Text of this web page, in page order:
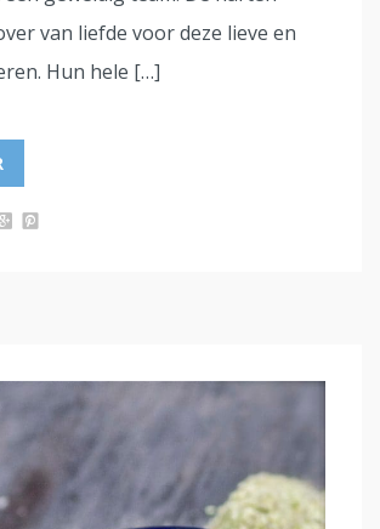
van liefde voor deze lieve en
Hun hele […]